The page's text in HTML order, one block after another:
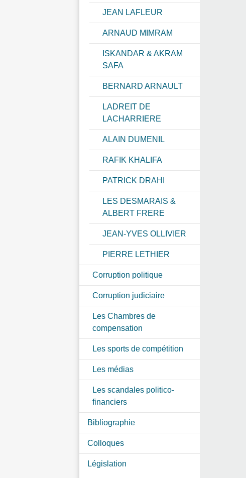
JEAN LAFLEUR
ARNAUD MIMRAM
ISKANDAR & AKRAM
SAFA
BERNARD ARNAULT
LADREIT DE
LACHARRIERE
ALAIN DUMENIL
RAFIK KHALIFA
PATRICK DRAHI
LES DESMARAIS &
ALBERT FRERE
JEAN-YVES OLLIVIER
PIERRE LETHIER
Corruption politique
Corruption judiciaire
Les Chambres de
compensation
Les sports de compétition
Les médias
Les scandales politico-
financiers
Bibliographie
Colloques
Législation